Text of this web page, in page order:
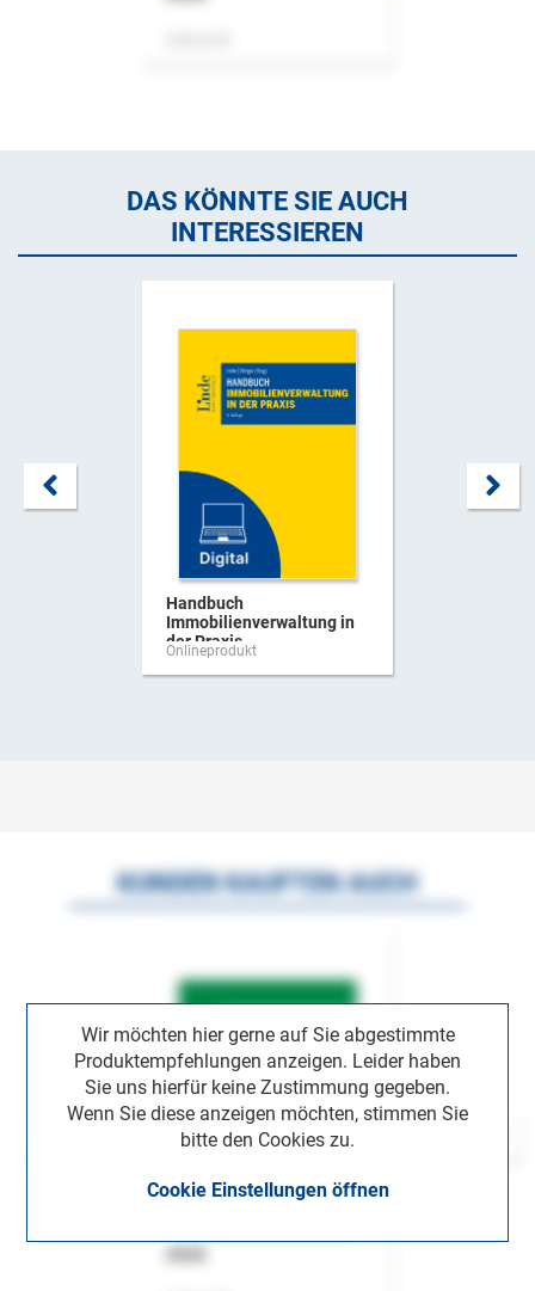
DAS KÖNNTE SIE AUCH
INTERESSIEREN
Handbuch
Immobilienverwaltung in
der Praxis
Onlineprodukt
Wir möchten hier gerne auf Sie abgestimmte
Produktempfehlungen anzeigen. Leider haben
Sie uns hierfür keine Zustimmung gegeben.
Wenn Sie diese anzeigen möchten, stimmen Sie
bitte den Cookies zu.
Cookie Einstellungen öffnen
KUNDEN KAUFTEN AUCH